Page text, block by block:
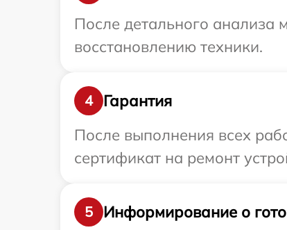
После детального анализа
восстановлению техники.
4
Гарантия
После выполнения всех
сертификат на ремонт
5
Информирование о